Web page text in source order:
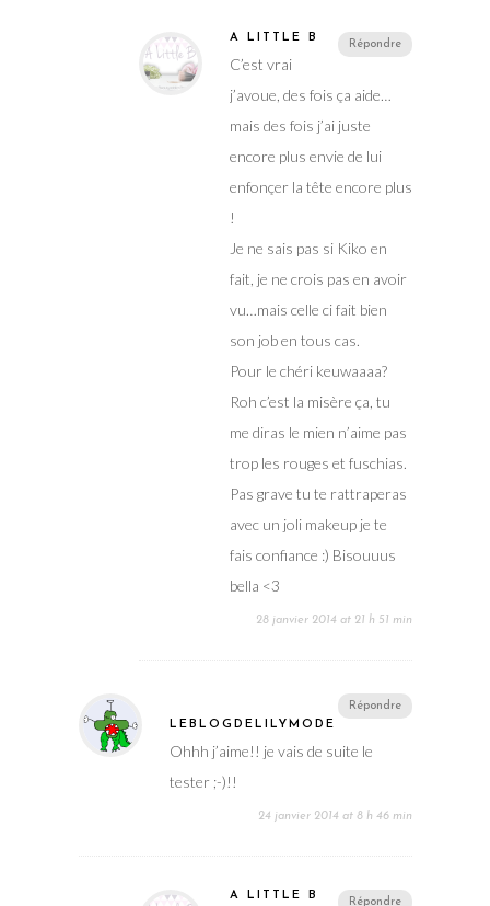
Répondre
A LITTLE B
C’est vrai
j’avoue, des fois ça aide…
mais des fois j’ai juste
encore plus envie de lui
enfonçer la tête encore plus
!
Je ne sais pas si Kiko en
fait, je ne crois pas en avoir
vu…mais celle ci fait bien
son job en tous cas.
Pour le chéri keuwaaaa?
Roh c’est la misère ça, tu
me diras le mien n’aime pas
trop les rouges et fuschias.
Pas grave tu te rattraperas
avec un joli makeup je te
fais confiance :) Bisouuus
bella <3
28 janvier 2014 at 21 h 51 min
Répondre
LEBLOGDELILYMODE
Ohhh j’aime!! je vais de suite le
tester ;-)!!
24 janvier 2014 at 8 h 46 min
Répondre
A LITTLE B